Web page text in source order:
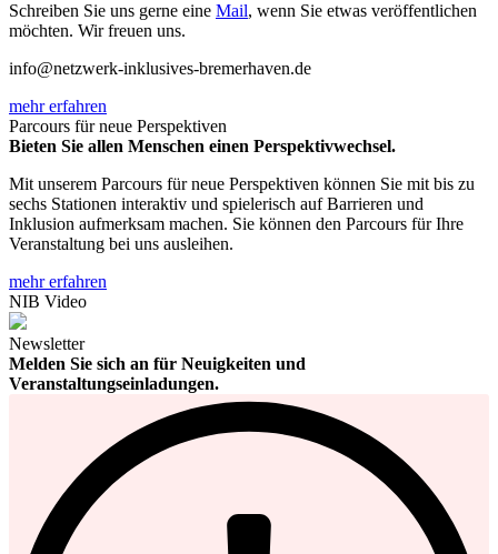
Schreiben Sie uns gerne eine Mail, wenn Sie etwas veröffentlichen
möchten. Wir freuen uns.
info@netzwerk-inklusives-bremerhaven.de
mehr erfahren
Parcours für neue Perspektiven
Bieten Sie allen Menschen einen Perspektivwechsel.
Mit unserem Parcours für neue Perspektiven können Sie mit bis zu
sechs Stationen interaktiv und spielerisch auf Barrieren und
Inklusion aufmerksam machen. Sie können den Parcours für Ihre
Veranstaltung bei uns ausleihen.
mehr erfahren
NIB Video
Newsletter
Melden Sie sich an für Neuigkeiten und
Veranstaltungseinladungen.